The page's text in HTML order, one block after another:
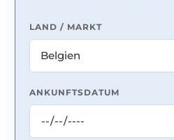
LAND / MARKT
ANKUNFTSDATUM